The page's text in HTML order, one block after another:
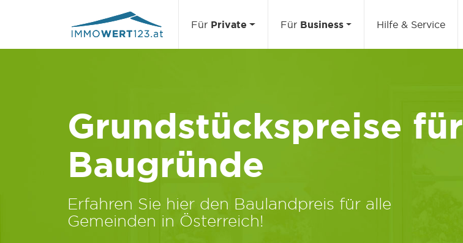
Für Private Für Business Hilfe & Service
Grundstückspreise für
Baugründe
Erfahren Sie hier den Baulandpreis für alle
Gemeinden in Österreich!